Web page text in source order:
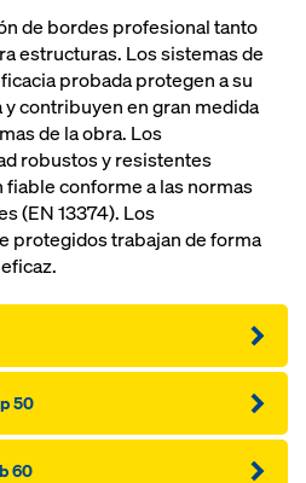
de bordes profesional tanto
estructuras. Los sistemas de
probada protegen a su
contribuyen en gran medida
de la obra. Los
robustos y resistentes
conforme a las normas
(EN 13374). Los
protegidos trabajan de forma
50
60